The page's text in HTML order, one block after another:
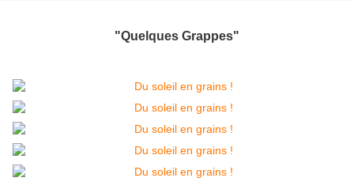
"Quelques Grappes"